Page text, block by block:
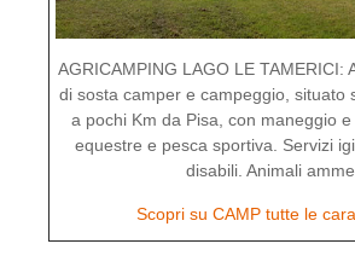
AGRICAMPING LAGO LE TAMERICI:
di sosta camper e campeggio, situato
a pochi Km da Pisa, con maneggio
equestre e pesca sportiva. Servizi
disabili. Animali
Scopri su CAMP tutte le